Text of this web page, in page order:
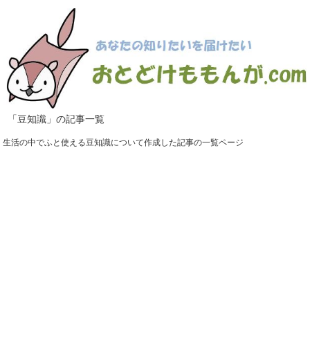
「豆知識」の記事一覧
生活の中でふと使える豆知識について作成した記事の一覧ページ